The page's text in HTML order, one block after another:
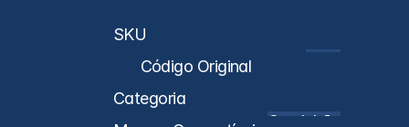
SKU
Código Original
Categoria
Caminhões